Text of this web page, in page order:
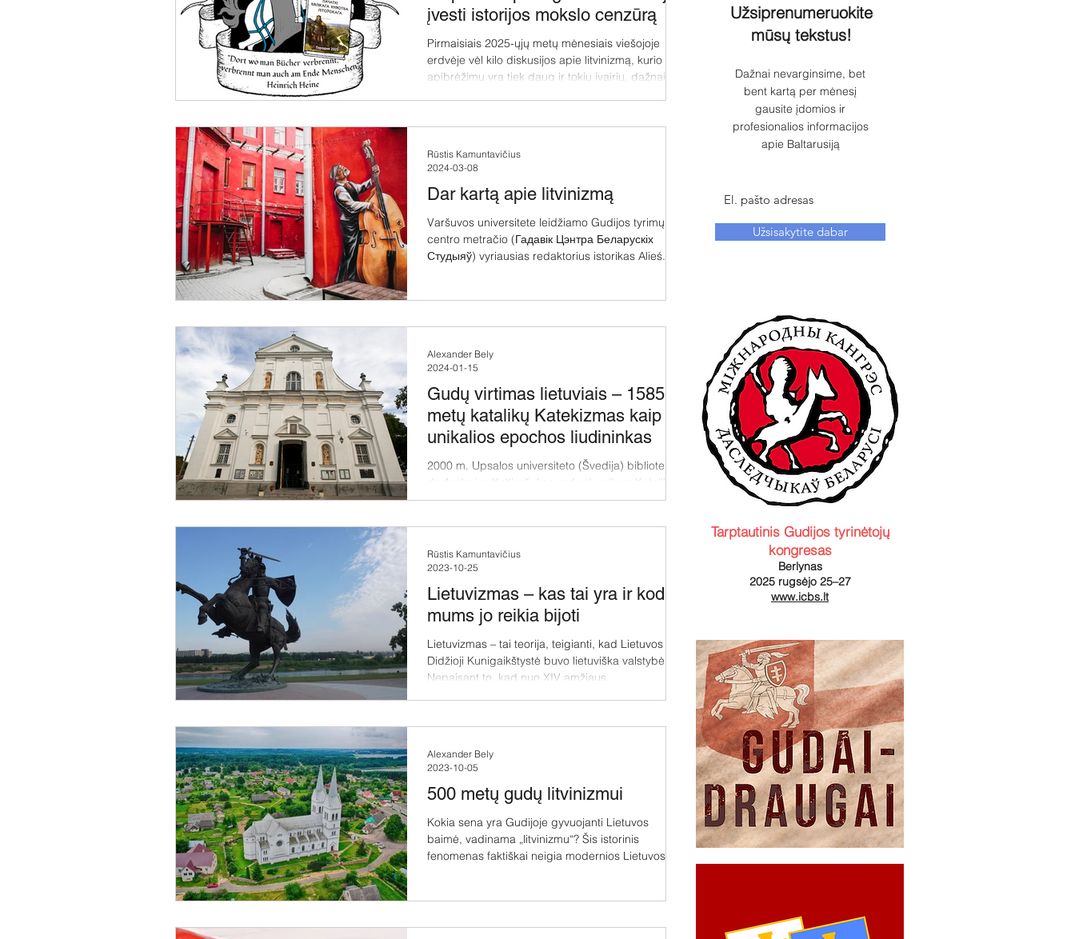
įvesti istorijos mokslo cenzūrą
Pirmaisiais 2025-ųjų metų mėnesiais viešojoje
erdvėje vėl kilo diskusijos apie litvinizmą, kurio
apibrėžimų yra tiek daug ir tokių įvairių, dažnai
Nebejotinas tik vienas dalykas – jis kiršina lietuvius
gudų supriešinimas yra žalingas mūsų visuomenei
išpūstą konfliktą, pozicij
Dar kartą apie litvinizmą
Varšuvos universitete leidžiamo Gudijos tyrimų
centro metračio (Гадавік Цэнтра Беларускіх
Студыяў) vyriausias redaktorius istorikas Alieś...
Rūstis Kamuntavičius
2024-03-08
Gudų virtimas lietuviais – 1585
metų katalikų Katekizmas kaip
unikalios epochos liudininkas
2000 m. Upsalos universiteto (Švedija) bibliotekoje
dr. Andrejus Katliarčukas rado du pilnus Katalikų
katekizmo egzempliorius, 1585 m....
Alexander Bely
2024-01-15
Lietuvizmas – kas tai yra ir kodėl
mums jo reikia bijoti
Lietuvizmas – tai teorija, teigianti, kad Lietuvos
Didžioji Kunigaikštystė buvo lietuviška valstybė.
Nepaisant to, kad nuo XIV amžiaus...
Rūstis Kamuntavičius
2023-10-25
500 metų gudų litvinizmui
Kokia sena yra Gudijoje gyvuojanti Lietuvos
baimė, vadinama „litvinizmu“? Šis istorinis
fenomenas faktiškai neigia modernios Lietuvos...
Alexander Bely
2023-10-05
Užsiprenumeruokite
mūsų tekstus!
Dažnai nevarginsime, bet
bent kartą per mėnesį
gausite įdomios ir
profesionalios informacijos
apie Baltarusiją
Užsisakytite dabar
Tarptautinis Gudijos tyrinėtojų
kongresas
Berlynas
2025 rugsėjo 25–27
www.icbs.lt